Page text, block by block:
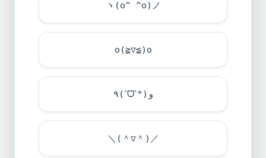
ヽ(o^ ^o)ノ
o(≧▽≦)o
٩(ˊᗜˋ*)و
＼(＾▽＾)／